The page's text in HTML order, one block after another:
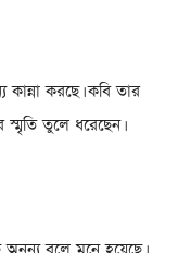
করছে। কবি তার
স্মৃতি তুলে ধরেছেন।